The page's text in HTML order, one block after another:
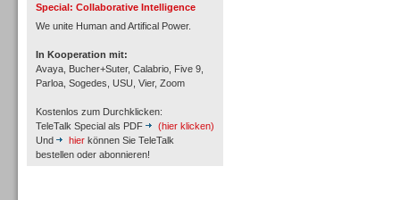
Special: Collaborative Intelligence
We unite Human and Artifical Power.
In Kooperation mit:
Avaya, Bucher+Suter, Calabrio, Five 9,
Parloa, Sogedes, USU, Vier, Zoom
Kostenlos zum Durchklicken:
TeleTalk Special als PDF
(hier klicken)
Und
hier können Sie TeleTalk
bestellen oder abonnieren!